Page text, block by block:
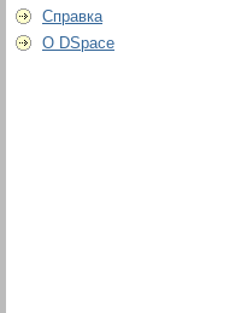
Справка
О DSpace